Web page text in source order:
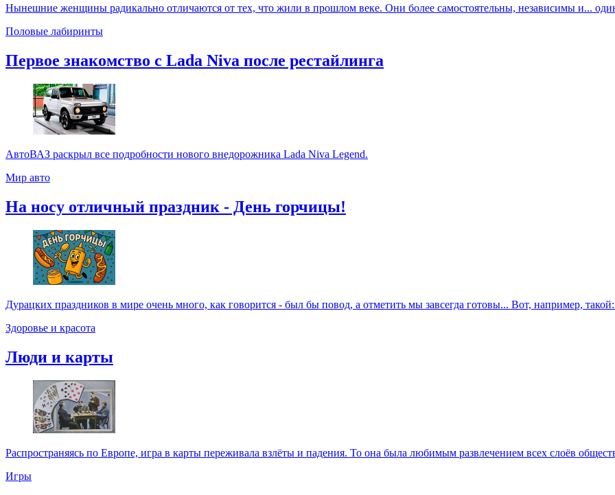
Нынешние женщины радикально отличаются от тех, что жили в прошлом веке. Они более самостоятельны, независимы и...
Половые лабиринты
Первое знакомство с Lada Niva после рестайлинга
АвтоВАЗ раскрыл все подробности нового внедорожника Lada Niva Legend.
Мир авто
На носу отличный праздник - День горчицы!
Дурацких праздников в мире очень много, как говорится - был бы повод, а отметить мы завсегда готовы... Вот, например,
Здоровье и красота
Люди и карты
Распространяясь по Европе, игра в карты переживала взлёты и падения. То она была любимым развлечением всех слоёв
Игры